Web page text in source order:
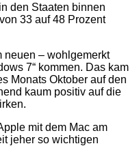
den Staaten binnen
33 auf 48 Prozent
neuen – wohlgemerkt
7“ kommen. Das kam
Monats Oktober auf den
kaum positiv auf die
mit dem Mac am
jeher so wichtigen